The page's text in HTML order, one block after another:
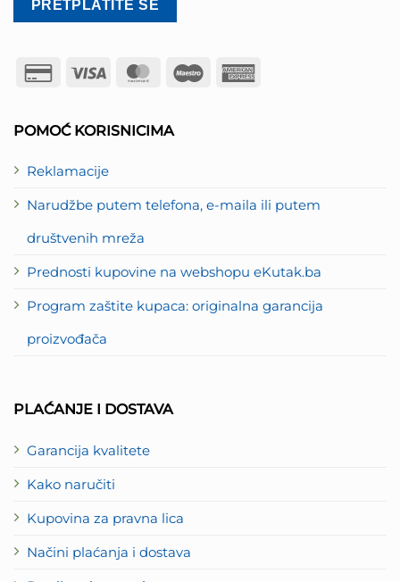
POMOĆ KORISNICIMA
Reklamacije
Narudžbe putem telefona, e-maila ili putem
društvenih mreža
Prednosti kupovine na webshopu eKutak.ba
Program zaštite kupaca: originalna garancija
proizvođača
PLAĆANJE I DOSTAVA
Garancija kvalitete
Kako naručiti
Kupovina za pravna lica
Načini plaćanja i dostava
Credit
Visa MasterCard
Maestro